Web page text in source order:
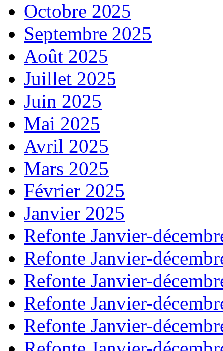
Octobre 2025
Septembre 2025
Août 2025
Juillet 2025
Juin 2025
Mai 2025
Avril 2025
Mars 2025
Février 2025
Janvier 2025
Refonte Janvier-
Refonte Janvier-
Refonte Janvier-
Refonte Janvier-
Refonte Janvier-